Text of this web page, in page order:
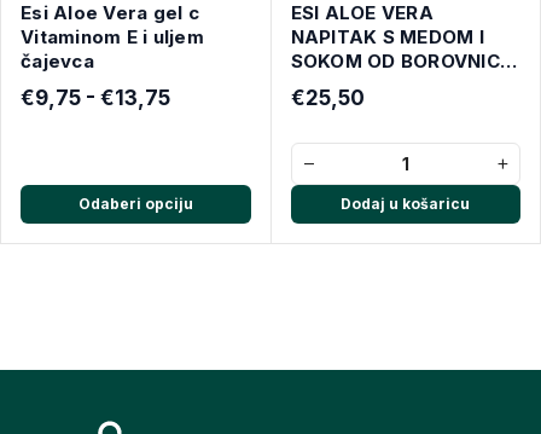
Esi Aloe Vera gel c
Vitaminom E i uljem
čajevca
€9,75 - €13,75
Odaberi opciju
ESI ALOE VERA
NAPITAK S MEDOM I
SOKOM OD BOROVNICA
1L
€25,50
− +
Dodaj u košaricu